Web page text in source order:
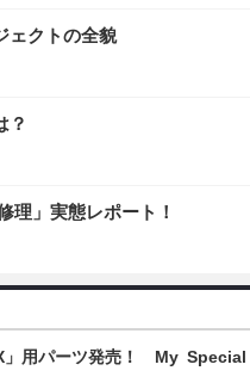
ェクトの全貌
？
理」実態レポート！
」用パーツ発売！ My